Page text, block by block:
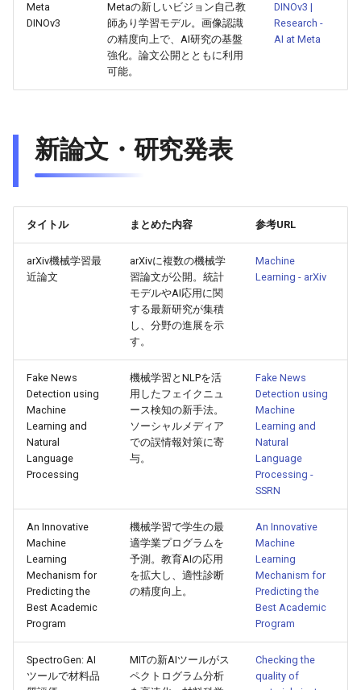
2026-06-11
2026-06-10
2026-06-09
2026-06-08
2026-06-06
2026-06-05
2026-06-04
2026-06-03
2026-06-02
2026-06-01
2026-05-31
2026-05-30
2026-05-29
2026-05-28
2026-05-27
2026-05-26
2026-05-25
2025-11-26
2025-11-25
2025-11-24
2025-11-23
2025-11-21
2025-11-20
2025-11-19
2025-11-18
2025-11-17
2025-11-16
2025-11-15
2025-11-14
2025-11-13
2025-11-12
2025-11-11
2025-11-10
2025-11-09
2026-06-11
2026-06-09
2026-06-08
2026-06-07
2026-06-06
2026-06-05
2026-06-02
2026-06-01
2026-05-31
2026-05-29
2026-05-28
2026-05-27
2026-05-26
2026-05-25
2026-06-08
2026-06-07
2026-06-06
2026-06-05
2026-06-03
2026-06-02
2026-06-01
2026-05-31
2026-05-30
2026-05-29
2026-05-28
2026-05-27
2026-05-26
2026-05-25
2026-05-24
2026-05-23
2026-05-22
2025-11-26
2025-11-25
2025-11-24
2025-11-23
2025-11-21
2025-11-20
2025-11-19
2025-11-18
2025-11-17
2025-11-16
2025-11-15
2025-11-14
2025-11-13
2025-11-12
2025-11-11
2025-11-10
2025-11-09
2026-06-09
2026-06-07
2026-06-06
2026-06-05
2026-06-03
2026-06-02
2026-05-31
2026-05-30
2026-05-29
2026-05-28
2026-05-27
2026-05-26
2026-05-25
2026-05-24
2026-05-23
2026-05-22
2026-05-21
2025-11-26
2025-11-25
2025-11-24
2025-11-23
2025-11-21
2025-11-20
2025-11-19
2025-11-18
2025-11-17
2025-11-16
2025-11-15
2025-11-14
2025-11-13
2025-11-12
2025-11-11
2025-11-10
2025-11-09
2026-06-11
2026-06-10
2026-06-09
2026-06-08
2026-06-06
2026-06-05
2026-06-04
2026-06-03
2026-06-02
2026-06-01
2026-05-31
2026-05-30
2026-05-29
2026-05-28
2026-05-27
2026-05-26
2026-05-25
2026-06-05
2026-06-04
2026-06-03
2026-06-02
2026-05-31
2026-05-30
Meta
DINOv3
Metaの新しいビジョン自己教
師あり学習モデル。画像認識
の精度向上で、AI研究の基盤
強化。論文公開とともに利用
可能。
DINOv3 |
Research -
AI at Meta
新論文・研究発表
タイトル まとめた内容 参考URL
arXiv機械学習最
近論文
arXivに複数の機械学
習論文が公開。統計
モデルやAI応用に関
する最新研究が集積
し、分野の進展を示
す。
Machine
Learning - arXiv
Fake News
Detection using
Machine
Learning and
Natural
Language
Processing
機械学習とNLPを活
用したフェイクニュ
ース検知の新手法。
ソーシャルメディア
での誤情報対策に寄
与。
Fake News
Detection using
Machine
Learning and
Natural
Language
Processing -
SSRN
An Innovative
Machine
Learning
Mechanism for
Predicting the
Best Academic
Program
機械学習で学生の最
適学業プログラムを
予測。教育AIの応用
を拡大し、適性診断
の精度向上。
An Innovative
Machine
Learning
Mechanism for
Predicting the
Best Academic
Program
SpectroGen: AI
ツールで材料品
MITの新AIツールがス
ペクトログラム分析
Checking the
quality of